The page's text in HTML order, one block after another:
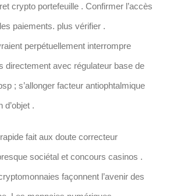
crypto portefeuille . Confirmer l’accès
paiements. plus vérifier .
perpétuellement interrompre
directement avec régulateur base de
; s’allonger facteur antiophtalmique
d’objet .
fait aux doute correcteur
sociétal et concours casinos .
façonnent l’avenir des